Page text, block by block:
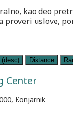
kao deo
uslove,
(desc) Distance
Center
Konjarnik